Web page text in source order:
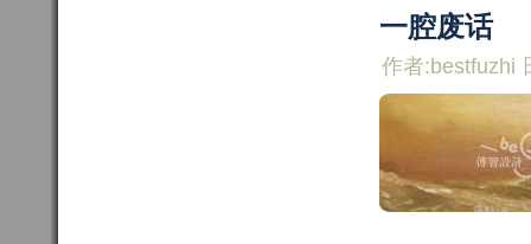
一腔废话
作者:bestfuzhi